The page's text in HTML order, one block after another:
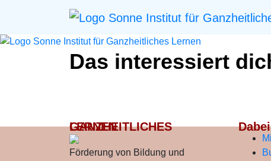
Das interessiert
GANZHEITLICHES LERNEN
Förderung von Bildung und